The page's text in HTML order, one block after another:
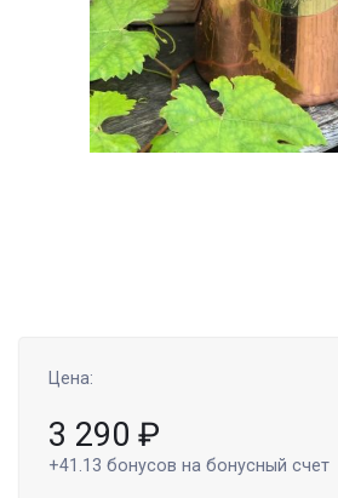
Цена:
3 290 ₽
+41.13 бонусов на бонусный счет